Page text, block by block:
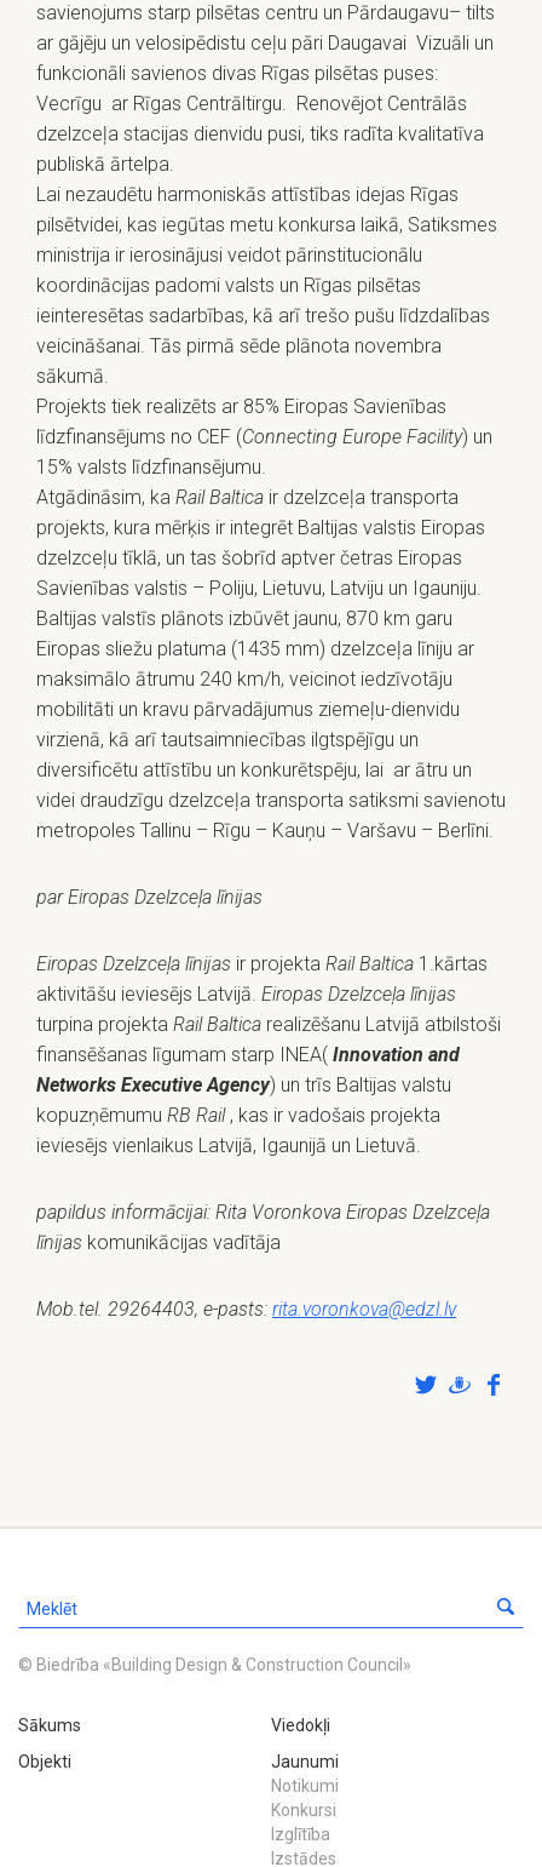
savienojums starp pilsētas centru un Pārdaugavu– tilts
ar gājēju un velosipēdistu ceļu pāri Daugavai Vizuāli un
funkcionāli savienos divas Rīgas pilsētas puses:
Vecrīgu ar Rīgas Centrāltirgu. Renovējot Centrālās
dzelzceļa stacijas dienvidu pusi, tiks radīta kvalitatīva
publiskā ārtelpa.
Lai nezaudētu harmoniskās attīstības idejas Rīgas
pilsētvidei, kas iegūtas metu konkursa laikā, Satiksmes
ministrija ir ierosinājusi veidot pārinstitucionālu
koordinācijas padomi valsts un Rīgas pilsētas
ieinteresētas sadarbības, kā arī trešo pušu līdzdalības
veicināšanai. Tās pirmā sēde plānota novembra
sākumā.
Projekts tiek realizēts ar 85% Eiropas Savienības
līdzfinansējums no CEF (Connecting Europe Facility) un
15% valsts līdzfinansējumu.
Atgādināsim, ka Rail Baltica ir dzelzceļa transporta
projekts, kura mērķis ir integrēt Baltijas valstis Eiropas
dzelzceļu tīklā, un tas šobrīd aptver četras Eiropas
Savienības valstis – Poliju, Lietuvu, Latviju un Igauniju.
Baltijas valstīs plānots izbūvēt jaunu, 870 km garu
Eiropas sliežu platuma (1435 mm) dzelzceļa līniju ar
maksimālo ātrumu 240 km/h, veicinot iedzīvotāju
mobilitāti un kravu pārvadājumus ziemeļu-dienvidu
virzienā, kā arī tautsaimniecības ilgtspējīgu un
diversificētu attīstību un konkurētspēju, lai ar ātru un
videi draudzīgu dzelzceļa transporta satiksmi savienotu
metropoles Tallinu – Rīgu – Kauņu – Varšavu – Berlīni.
par Eiropas Dzelzceļa līnijas
Eiropas Dzelzceļa līnijas ir projekta Rail Baltica 1.kārtas
aktivitāšu ieviesējs Latvijā. Eiropas Dzelzceļa līnijas
turpina projekta Rail Baltica realizēšanu Latvijā atbilstoši
finansēšanas līgumam starp INEA( Innovation and
Networks Executive Agency) un trīs Baltijas valstu
kopuzņēmumu RB Rail, kas ir vadošais projekta
ieviesējs vienlaikus Latvijā, Igaunijā un Lietuvā.
papildus informācijai: Rita Voronkova Eiropas Dzelzceļa
līnijas komunikācijas vadītāja
Mob.tel. 29264403, e-pasts: rita.voronkova@edzl.lv
© Biedrība «Building Design & Construction Council»
Sākums
Viedokļi
Objekti
Jaunumi
Notikumi
Konkursi
Izglītība
Izstādes